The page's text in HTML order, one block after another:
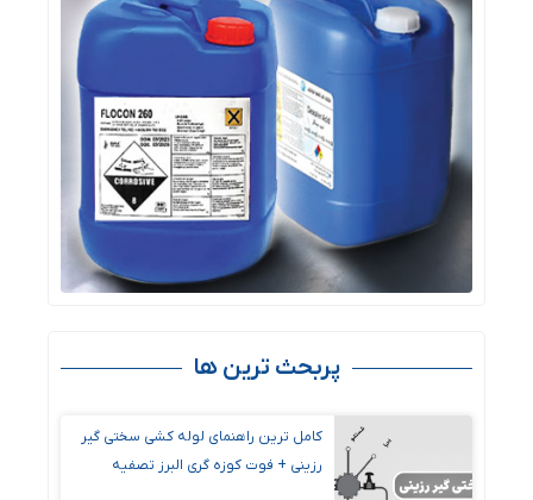
پربحث ترین ها
کامل ترین راهنمای لوله کشی سختی گیر
رزینی + فوت کوزه گری البرز تصفیه